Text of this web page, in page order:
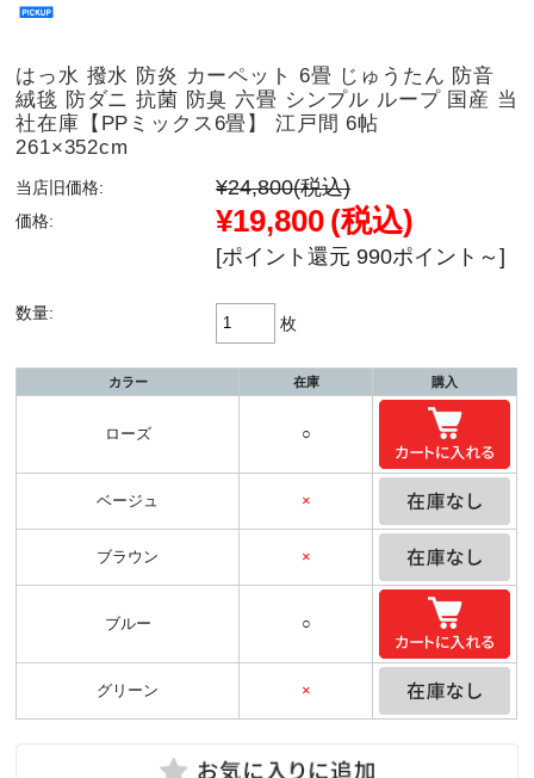
はっ水 撥水 防炎 カーペット 6畳 じゅうたん 防音
絨毯 防ダニ 抗菌 防臭 六畳 シンプル ループ 国産 当
社在庫【PPミックス6畳】 江戸間 6帖
261×352cm
当店旧価格: ¥24,800(税込)
価格: ¥19,800 (税込)
[ポイント還元 990ポイント～]
数量:
枚
カラー 在庫 購入
ローズ ○
ベージュ ×
ブラウン ×
ブルー ○
グリーン ×